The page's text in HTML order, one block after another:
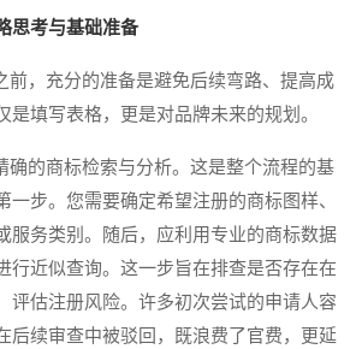
思考与基础准备
，充分的准备是避免后续弯路、提高成
是填写表格，更是对品牌未来的规划。
的商标检索与分析。这是整个流程的基
一步。您需要确定希望注册的商标图样、
服务类别。随后，应利用专业的商标数据
行近似查询。这一步旨在排查是否存在在
评估注册风险。许多初次尝试的申请人容
后续审查中被驳回，既浪费了官费，更延